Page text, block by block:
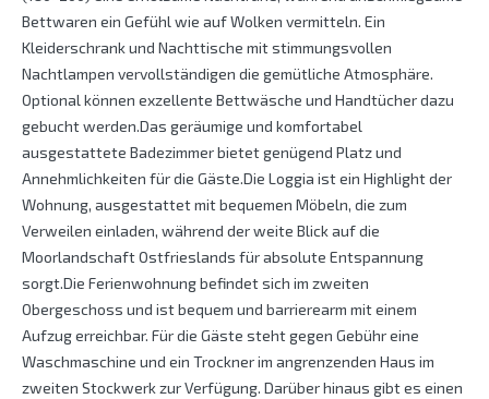
Bettwaren ein Gefühl wie auf Wolken vermitteln. Ein
Kleiderschrank und Nachttische mit stimmungsvollen
Nachtlampen vervollständigen die gemütliche Atmosphäre.
Optional können exzellente Bettwäsche und Handtücher dazu
gebucht werden.Das geräumige und komfortabel
ausgestattete Badezimmer bietet genügend Platz und
Annehmlichkeiten für die Gäste.Die Loggia ist ein Highlight der
Wohnung, ausgestattet mit bequemen Möbeln, die zum
Verweilen einladen, während der weite Blick auf die
Moorlandschaft Ostfrieslands für absolute Entspannung
sorgt.Die Ferienwohnung befindet sich im zweiten
Obergeschoss und ist bequem und barrierearm mit einem
Aufzug erreichbar. Für die Gäste steht gegen Gebühr eine
Waschmaschine und ein Trockner im angrenzenden Haus im
zweiten Stockwerk zur Verfügung. Darüber hinaus gibt es einen